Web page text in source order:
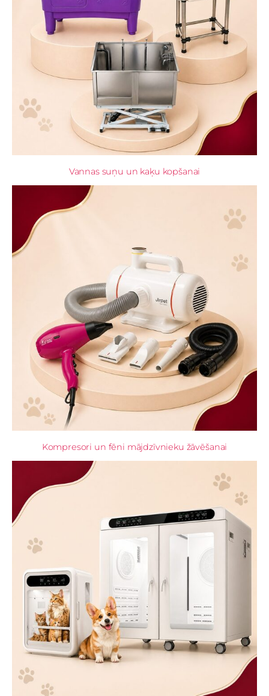
Vannas suņu un kaķu kopšanai
Kompresori un fēni mājdzīvnieku žāvēšanai